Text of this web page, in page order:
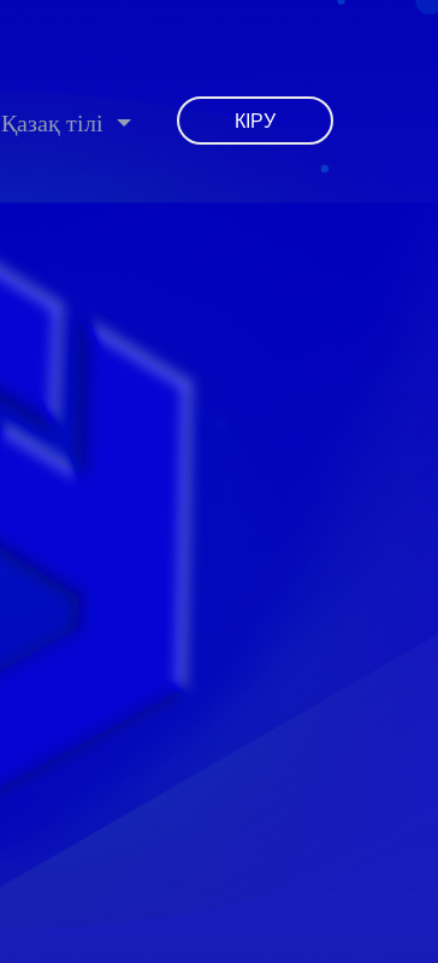
КІРУ
Қазақ тілі